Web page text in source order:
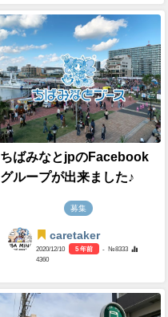
ちばみなとjpのFacebook
グループが出来ました♪
募集
caretaker
2020/12/10 5 年前
- №8333
4360